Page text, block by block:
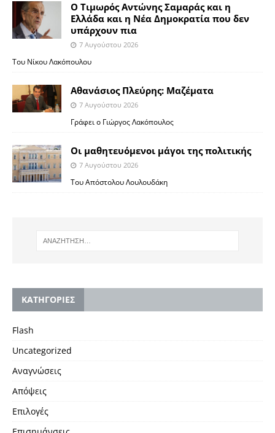
Ο Τιμωρός Αντώνης Σαμαράς και η
Ελλάδα και η Νέα Δημοκρατία που δεν
υπάρχουν πια
7 Αυγούστου 2026
Του Νίκου Λακόπουλου
Αθανάσιος Πλεύρης: Μαζέματα
7 Αυγούστου 2026
Γράφει ο Γιώργος Λακόπουλος
Οι μαθητευόμενοι μάγοι της πολιτικής
7 Αυγούστου 2026
Του Απόστολου Λουλουδάκη
KΑΤΗΓΟΡΙΕΣ
Flash
Uncategorized
Αναγνώσεις
Απόψεις
Επιλογές